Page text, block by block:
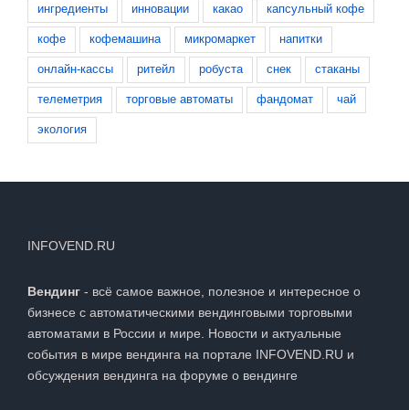
ингредиенты инновации какао капсульный кофе
кофе кофемашина микромаркет напитки
онлайн-кассы ритейл робуста снек стаканы
телеметрия торговые автоматы фандомат чай
экология
INFOVEND.RU
Вендинг - всё самое важное, полезное и интересное о
бизнесе с автоматическими вендинговыми торговыми
автоматами в России и мире. Новости и актуальные
события в мире вендинга на портале INFOVEND.RU и
обсуждения вендинга на форуме о вендинге